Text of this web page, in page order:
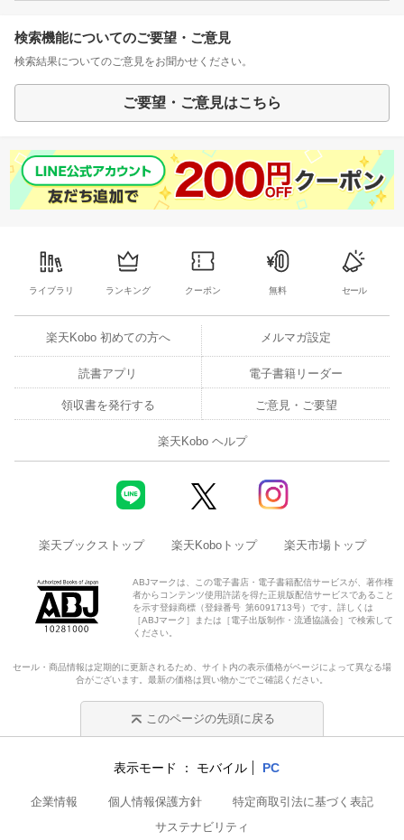
検索機能についてのご要望・ご意見
検索結果についてのご意見をお聞かせください。
ご要望・ご意見はこちら
ライブラリ ランキング クーポン 無料 セール
楽天Kobo 初めての方へ メルマガ設定
読書アプリ 電子書籍リーダー
領収書を発行する ご意見・ご要望
楽天Kobo ヘルプ
楽天ブックストップ 楽天Koboトップ 楽天市場トップ
ABJマークは、この電子書店・電子書籍配信サービスが、著作権
者からコンテンツ使用許諾を得た正規版配信サービスであること
を示す登録商標（登録番号 第6091713号）です。詳しくは
［ABJマーク］または［電子出版制作・流通協議会］で検索して
ください。
セール・商品情報は定期的に更新されるため、サイト内の表示価格がページによって異なる場
合がございます。最新の価格は買い物かごでご確認ください。
このページの先頭に戻る
表示モード モバイル PC
企業情報 個人情報保護方針
特定商取引法に基づく表記
サステナビリティ